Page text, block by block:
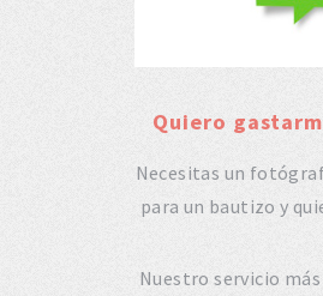
Quiero
Necesitas un
para un bautizo y
Nuestro servicio